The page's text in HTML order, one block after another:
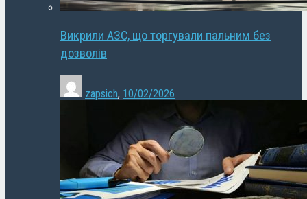
Викрили АЗС, що торгували пальним без
дозволів
zapsich, 10/02/2026